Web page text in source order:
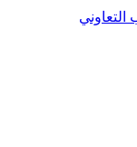
التعاوني